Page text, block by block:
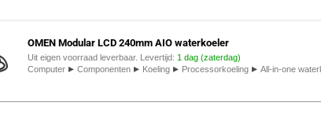
OMEN Modular LCD 240mm AIO waterkoeler
Uit eigen voorraad leverbaar. Levertijd: 1 dag (zaterdag)
Computer ▸ Componenten ▸ Koeling ▸ Processorkoeling ▸ All-in-one